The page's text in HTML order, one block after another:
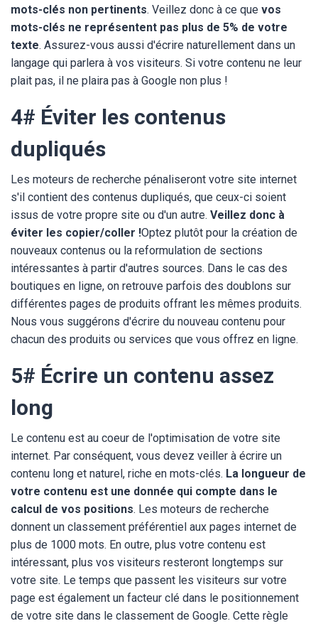
mots-clés non pertinents. Veillez donc à ce que vos
mots-clés ne représentent pas plus de 5% de votre
texte. Assurez-vous aussi d'écrire naturellement dans un
langage qui parlera à vos visiteurs. Si votre contenu ne leur
plait pas, il ne plaira pas à Google non plus !
4# Éviter les contenus
dupliqués
Les moteurs de recherche pénaliseront votre site internet
s'il contient des contenus dupliqués, que ceux-ci soient
issus de votre propre site ou d'un autre. Veillez donc à
éviter les copier/coller !Optez plutôt pour la création de
nouveaux contenus ou la reformulation de sections
intéressantes à partir d'autres sources. Dans le cas des
boutiques en ligne, on retrouve parfois des doublons sur
différentes pages de produits offrant les mêmes produits.
Nous vous suggérons d'écrire du nouveau contenu pour
chacun des produits ou services que vous offrez en ligne.
5# Écrire un contenu assez
long
Le contenu est au coeur de l'optimisation de votre site
internet. Par conséquent, vous devez veiller à écrire un
contenu long et naturel, riche en mots-clés. La longueur de
votre contenu est une donnée qui compte dans le
calcul de vos positions. Les moteurs de recherche
donnent un classement préférentiel aux pages internet de
plus de 1000 mots. En outre, plus votre contenu est
intéressant, plus vos visiteurs resteront longtemps sur
votre site. Le temps que passent les visiteurs sur votre
page est également un facteur clé dans le positionnement
de votre site dans le classement de Google. Cette règle